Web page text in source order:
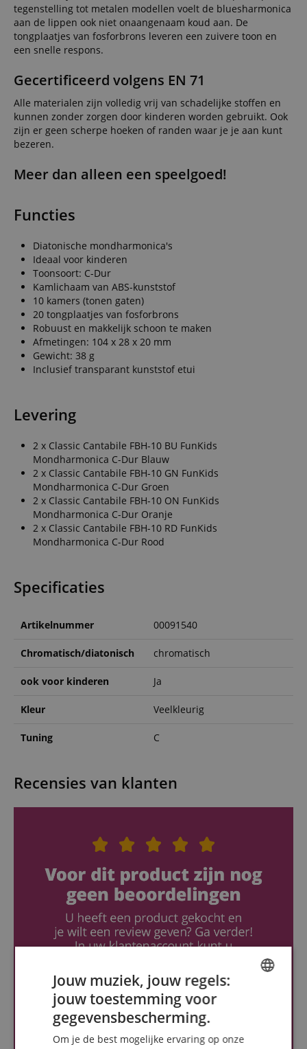
tegenstelling tot metalen modellen voelt de bluesharmonica
aan de lippen ook niet onaangenaam koud aan. De
tongplaatjes van fosforbrons leveren een zuivere toon en
een snelle respons.
Gecertificeerd volgens EN 71
Alle materialen zijn volledig vrij van schadelijke stoffen en
kunnen zonder zorgen door kinderen worden gebruikt. Ook
zijn er geen scherpe hoeken of randen waar je je aan kunt
bezeren.
Meer dan alleen een speelgoed!
Functies
Diatonische mondharmonica's
Ideaal voor kinderen
Toonsoort: C-Dur
Kamlichaam van ABS-kunststof
10 kamers (tonen gaten)
20 tongplaatjes van fosforbrons
Robuust en makkelijk schoon te maken
Afmetingen: 104 x 28 x 20 mm
Gewicht: 38 g
Inclusief transparant kunststof etui
Levering
2 x Classic Cantabile FBH-10 BU FunKids
Mondharmonica C-Dur Blauw
2 x Classic Cantabile FBH-10 GN FunKids
Mondharmonica C-Dur Groen
2 x Classic Cantabile FBH-10 ON FunKids
Mondharmonica C-Dur Oranje
2 x Classic Cantabile FBH-10 RD FunKids
Mondharmonica C-Dur Rood
Specificaties
Artikelnummer 00091540
Chromatisch/diatonisch chromatisch
ook voor kinderen Ja
Kleur Veelkleurig
Tuning C
Recensies van klanten
Jouw muziek, jouw regels:
jouw toestemming voor
gegevensbescherming.
Om je de best mogelijke ervaring op onze